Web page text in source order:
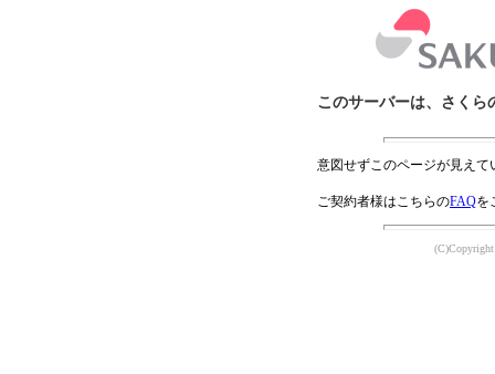
このサーバーは、さくら
意図せずこのページが見え
ご契約者様はこちらのFAQを